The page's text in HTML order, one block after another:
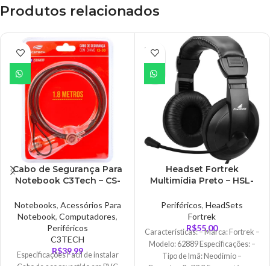
Produtos relacionados
Cabo de Segurança Para
Notebook C3Tech – CS-
Notebooks, Acessórios Para
Notebook, Computadores,
Periféricos
C3TECH
R$39,99
Especificações Facil de instalar
ESGO
TADO
Headset Fortrek
Multimídia Preto – HSL-
Periféricos, HeadSets
Fortrek
R$55,00
Características: – Marca: Fortrek –
Modelo: 62889 Especificações: –
Tipo de Imã: Neodímio –